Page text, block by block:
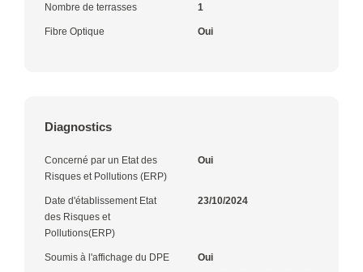
Nombre de terrasses 1
Fibre Optique Oui
Diagnostics
Concerné par un Etat des
Risques et Pollutions (ERP)
Oui
Date d'établissement Etat
des Risques et
Pollutions(ERP)
23/10/2024
Soumis à l'affichage du DPE Oui